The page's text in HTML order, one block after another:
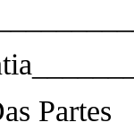
Partes